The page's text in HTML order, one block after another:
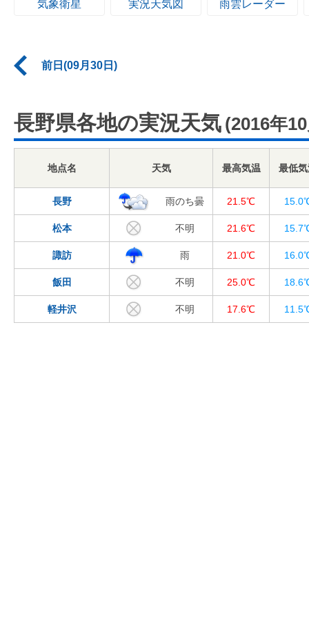
気象衛星 実況天気図 雨雲レーダー
前日(09月30日)
長野県各地の実況天気 (2016年
地点名 天気 最高気温 最低
長野 雨のち曇 21.5℃
松本 不明 21.6℃
諏訪 雨 21.0℃
飯田 不明 25.0℃
軽井沢 不明 17.6℃